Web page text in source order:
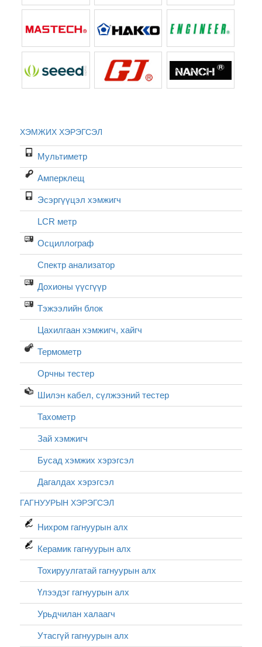
ХЭМЖИХ ХЭРЭГСЭЛ
Мультиметр
Амперклещ
Эсэргүүцэл хэмжигч
LCR метр
Осциллограф
Спектр анализатор
Дохионы үүсгүүр
Тэжээлийн блок
Цахилгаан хэмжигч, хайгч
Термометр
Орчны тестер
Шилэн кабел, cүлжээний тестер
Тахометр
Зай хэмжигч
Бусад хэмжих хэрэгсэл
Дагалдах хэрэгсэл
ГАГНУУРЫН ХЭРЭГСЭЛ
Нихром гагнуурын алх
Керамик гагнуурын алх
Тохируулгатай гагнуурын алх
Үлээдэг гагнуурын алх
Урьдчилан халаагч
Утасгүй гагнуурын алх